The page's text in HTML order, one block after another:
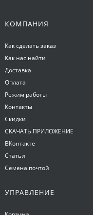
КОМПАНИЯ
Как сделать заказ
Как нас найти
Доставка
Оплата
Режим работы
Контакты
Скидки
СКАЧАТЬ ПРИЛОЖЕНИЕ
ВКонтакте
Статьи
Семена почтой
УПРАВЛЕНИЕ